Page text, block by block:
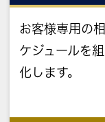
お客様専用の
ケジュールを
化します。